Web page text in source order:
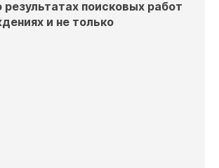
поисковых работ
и не только